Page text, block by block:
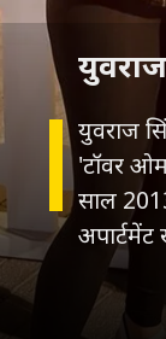
युवराज
'टॉवर
साल